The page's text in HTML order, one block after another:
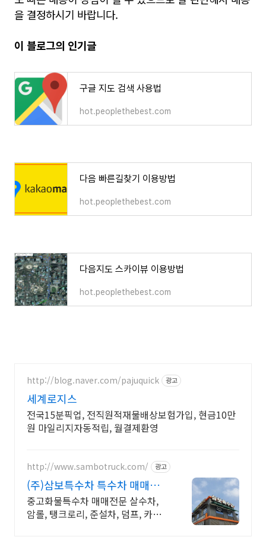
을 결정하시기 바랍니다.
이 블로그의 인기글
구글 지도 검색 사용법
hot.peoplethebest.com
다음 빠른길찾기 이용방법
hot.peoplethebest.com
다음지도 스카이뷰 이용방법
hot.peoplethebest.com
http://blog.naver.com/pajuquick 광고
세계로지스
전국15분픽업, 전직원적재물배상보험가입, 현금10만
원 마일리지자동적립, 월결제환영
http://www.sambotruck.com/ 광고
(주)삼보특수차 특수차 매매전
문 직거래
중고화물특수차 매매전문 살수차,
암롤, 탱크로리, 준설차, 덤프, 카고